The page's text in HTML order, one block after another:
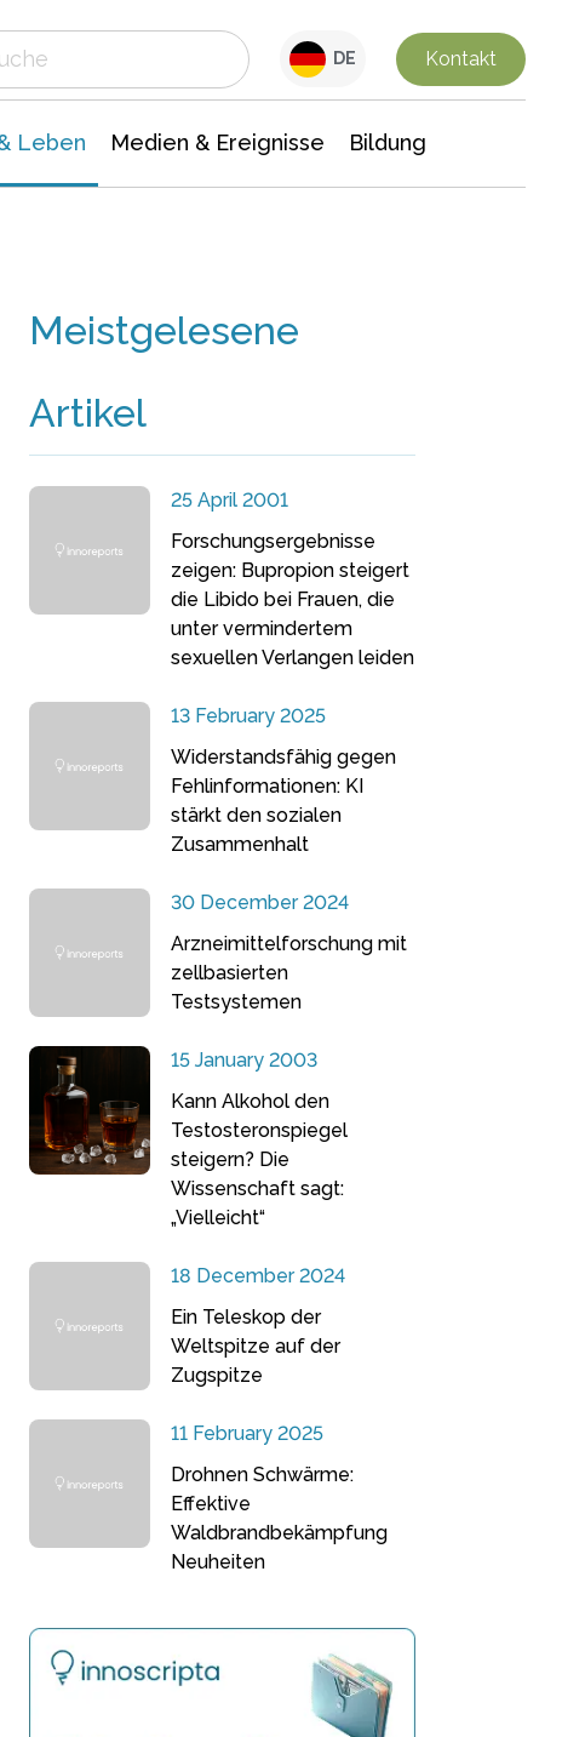
DE Kontakt
Leben Medien & Ereignisse Bildung
Meistgelesene
Artikel
25 April 2001
Forschungsergebnisse
zeigen: Bupropion steigert
die Libido bei Frauen, die
unter vermindertem
sexuellen Verlangen leiden
13 February 2025
Widerstandsfähig gegen
Fehlinformationen: KI
stärkt den sozialen
Zusammenhalt
30 December 2024
Arzneimittelforschung mit
zellbasierten
Testsystemen
15 January 2003
Kann Alkohol den
Testosteronspiegel
steigern? Die
Wissenschaft sagt:
„Vielleicht“
18 December 2024
Ein Teleskop der
Weltspitze auf der
Zugspitze
11 February 2025
Drohnen Schwärme:
Effektive
Waldbrandbekämpfung
Neuheiten